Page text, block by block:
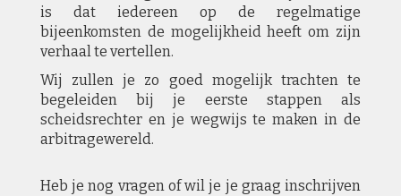
is dat iedereen op de regelmatige
bijeenkomsten de mogelijkheid heeft om zijn
verhaal te vertellen.
Wij zullen je zo goed mogelijk trachten te
begeleiden bij je eerste stappen als
scheidsrechter en je wegwijs te maken in de
arbitragewereld.
Heb je nog vragen of wil je je graag inschrijven